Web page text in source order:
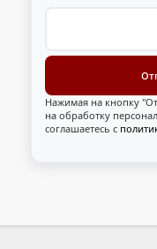
Нажимая на кнопку
на обработку
соглашаетесь с